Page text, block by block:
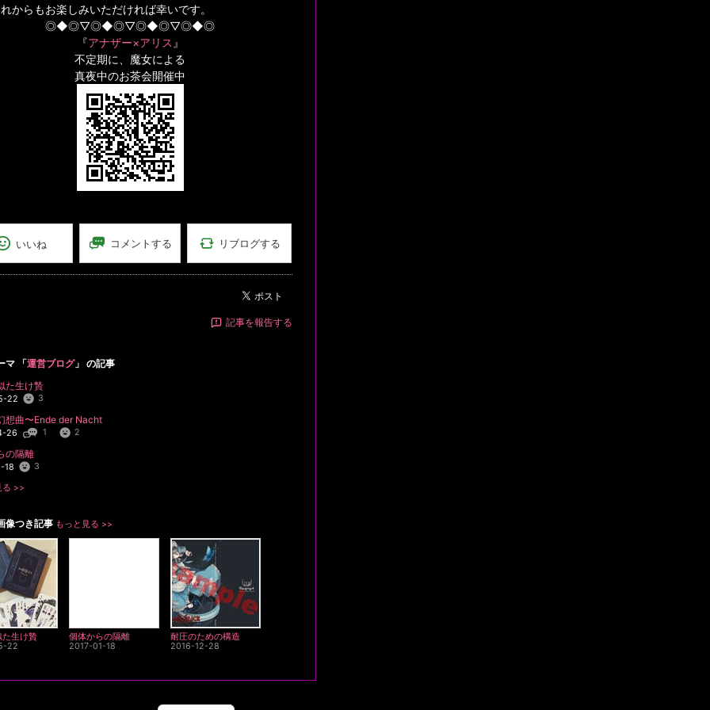
からもお楽しみいただければ幸いです。
◎◆◎▽◎◆◎▽◎◆◎▽◎◆◎
『アナザー×アリス 』
不定期に、魔女による
真夜中のお茶会開催中
いいね コメントする リブログする
ポスト
記事を報告する
マ 「運営ブログ」 の記事
た生け贄
22 3
想曲〜Ende der Nacht
26 1 2
の隔離
18 3
る >>
像つき記事 もっと見る >>
た生け贄
22
個体からの隔離
2017-01-18
耐圧のための構造
2016-12-28